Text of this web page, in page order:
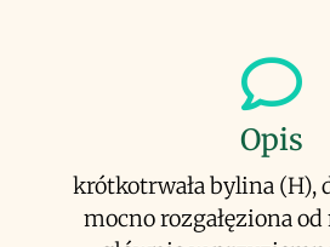
Opis
krótkotrwała bylina (H),
mocno rozgałęziona od